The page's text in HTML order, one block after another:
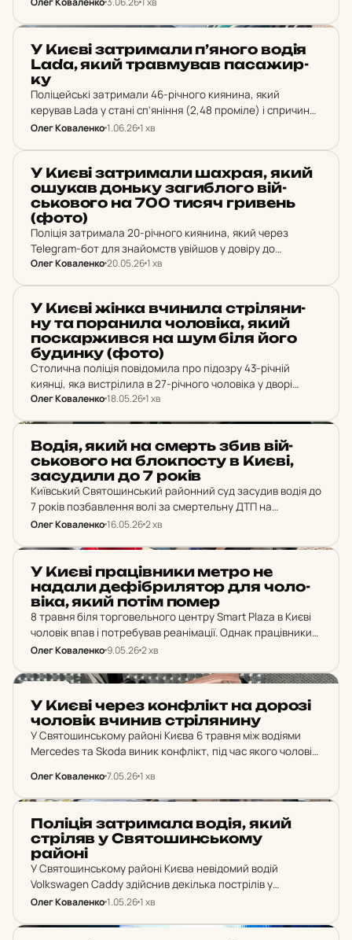
У Києві зат­ри­ма­ли п’яного водія
Lada, який трав­му­вав па­са­жир­
ку
Поліцейські затримали 46-річного киянина, який
керував Lada у стані сп'яніння (2,48 проміле) і спричинив
автопригоду на Берестейському проспекті у
Олег Коваленко1.06.261 хв
НОВИНИ
У Києві зат­ри­ма­ли шахрая, який
ошукав доньку за­гиб­ло­го вій­
сько­во­го на 700 тисяч гри­вень
(фото)
Поліція затримала 20-річного киянина, який через
Telegram-бот для знайомств увійшов у довіру до
студентки з Одеси та викрав 700 тисяч гривень. Значна
Олег Коваленко20.05.261 хв
НОВИНИ
У Києві жінка вчи­ни­ла стрі­ля­ни­
ну та по­ра­ни­ла чо­ло­ві­ка, який
пос­кар­жив­ся на шум біля його
бу­дин­ку (фото)
Столична поліція повідомила про підозру 43-річній
киянці, яка вистрілила в 27-річного чоловіка у дворі
житлового будинку на проспекті Академіка Корольова.
Олег Коваленко18.05.261 хв
Водія, який на смерть збив вій­
сько­во­го на блок­пос­ту в Києві,
за­су­ди­ли до 7 років
Київський Святошинський районний суд засудив водія до
7 років позбавлення волі за смертельну ДТП на
блокпосту біля станції метро «Святошин» від 25 липня
Олег Коваленко16.05.262 хв
У Києві пра­ців­ни­ки метро не
надали де­фіб­ри­ля­тор для чо­ло­
ві­ка, який потім помер
8 травня біля торговельного центру Smart Plaza в Києві
чоловік впав і потребував реанімації. Однак працівники
станції метро «Політехнічний інститут» двічі відмовили
чоловік помер.
Олег Коваленко9.05.262 хв
У Києві через кон­флікт на дорозі
чо­ло­вік вчинив стрі­ля­ни­ну
У Святошинському районі Києва 6 травня між водіями
Mercedes та Skoda виник конфлікт, під час якого чоловік
Патрульна поліція затримала підозрюваного у селі…
Олег Коваленко7.05.261 хв
По­лі­ція зат­ри­ма­ла водія, який
стрі­ляв у Свя­то­шин­сько­му
районі
У Святошинському районі Києва невідомий водій
Volkswagen Caddy здійснив декілька пострілів у
напрямку жінки з дитиною. Поліція оголосила спеціальну
мешканця Київщини.
Олег Коваленко1.05.261 хв